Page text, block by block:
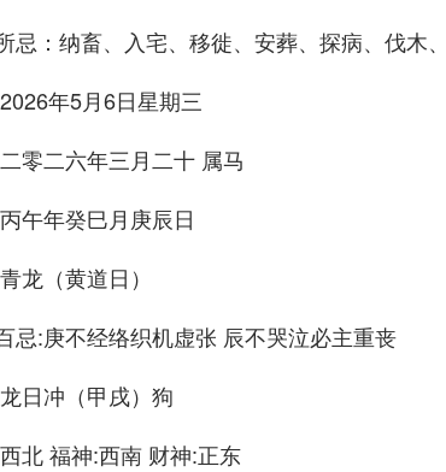
忌 ：纳畜、入宅、移徙、安葬、探病、伐木
年5月6日星期三
零二六年三月二十 属马
午年癸巳月庚辰日
龙（黄道日）
忌:庚不经络织机虚张 辰不哭泣必主重丧
日冲（甲戌）狗
北 福神:西南 财神:正东